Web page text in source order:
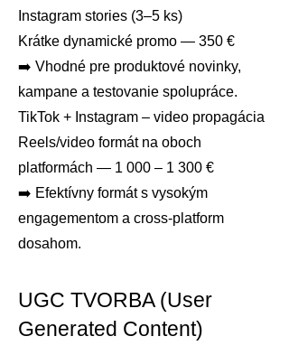
Instagram stories (3–5 ks)
Krátke dynamické promo — 350 €
➡️ Vhodné pre produktové novinky,
kampane a testovanie spolupráce.
TikTok + Instagram – video propagácia
Reels/video formát na oboch
platformách — 1 000 – 1 300 €
➡️ Efektívny formát s vysokým
engagementom a cross-platform
dosahom.
UGC TVORBA (User
Generated Content)